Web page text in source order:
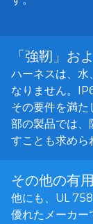
「強靭」お
ハーネスは、水
なりません。
その要件を満
部の製品では、
すことも求めら
その他の有
他にも、UL
優れたメーカー